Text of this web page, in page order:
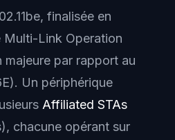
finalisée en
Multi-Link Operation
majeure par rapport au
Un périphérique
Affiliated STAs
chacune opérant sur